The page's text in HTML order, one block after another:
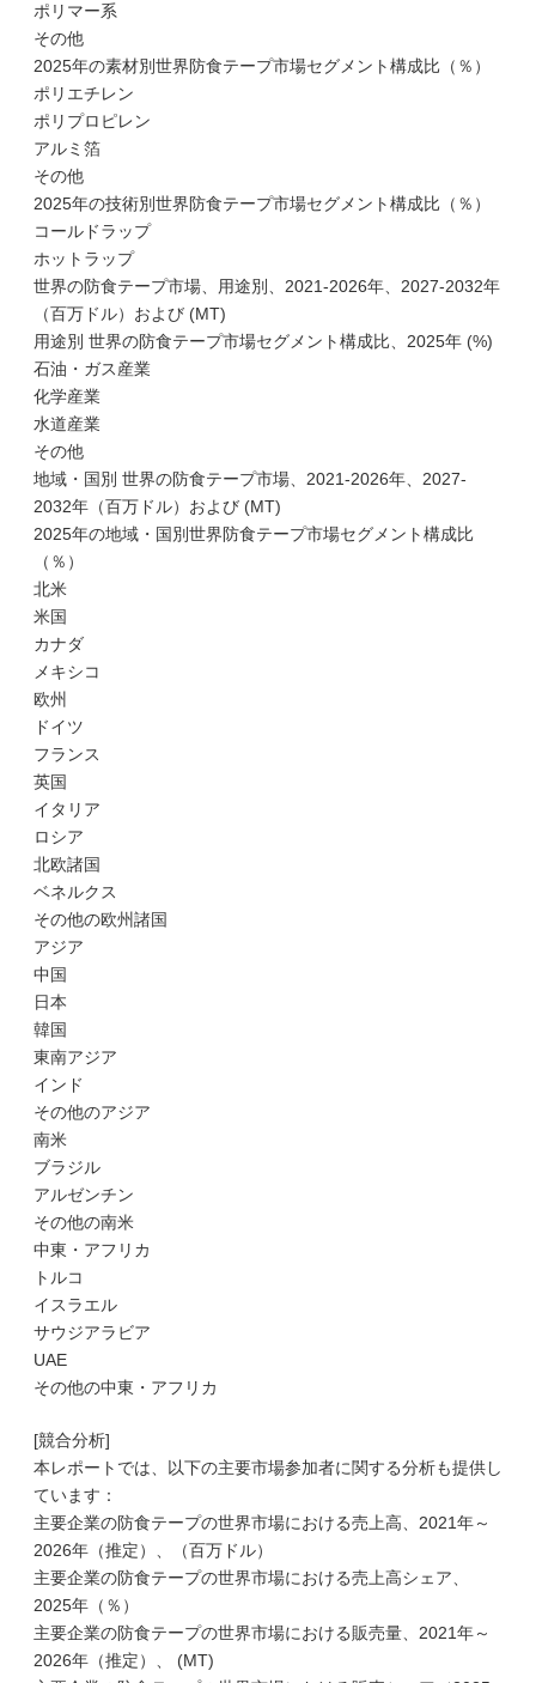
ポリマー系
その他
2025年の素材別世界防食テープ市場セグメント構成比（％）
ポリエチレン
ポリプロピレン
アルミ箔
その他
2025年の技術別世界防食テープ市場セグメント構成比（％）
コールドラップ
ホットラップ
世界の防食テープ市場、用途別、2021-2026年、2027-2032年
（百万ドル）および (MT)
用途別 世界の防食テープ市場セグメント構成比、2025年 (%)
石油・ガス産業
化学産業
水道産業
その他
地域・国別 世界の防食テープ市場、2021-2026年、2027-
2032年（百万ドル）および (MT)
2025年の地域・国別世界防食テープ市場セグメント構成比
（％）
北米
米国
カナダ
メキシコ
欧州
ドイツ
フランス
英国
イタリア
ロシア
北欧諸国
ベネルクス
その他の欧州諸国
アジア
中国
日本
韓国
東南アジア
インド
その他のアジア
南米
ブラジル
アルゼンチン
その他の南米
中東・アフリカ
トルコ
イスラエル
サウジアラビア
UAE
その他の中東・アフリカ
[競合分析]
本レポートでは、以下の主要市場参加者に関する分析も提供し
ています：
主要企業の防食テープの世界市場における売上高、2021年～
2026年（推定）、（百万ドル）
主要企業の防食テープの世界市場における売上高シェア、
2025年（％）
主要企業の防食テープの世界市場における販売量、2021年～
2026年（推定）、 (MT)